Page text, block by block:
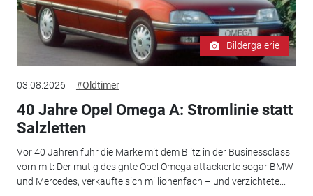
Bildergalerie
03.08.2026 #Oldtimer
40 Jahre Opel Omega A: Stromlinie statt
Salzletten
Vor 40 Jahren fuhr die Marke mit dem Blitz in der Businessclass
vorn mit: Der mutig designte Opel Omega attackierte sogar BMW
und Mercedes, verkaufte sich millionenfach – und verzichtete...